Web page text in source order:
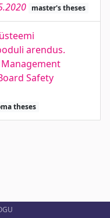
master's theses
arendus.
Safety
theses